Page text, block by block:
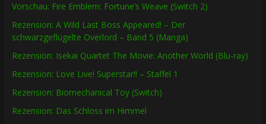
Vorschau: Fire Emblem: Fortune’s Weave (Switch 2)
Rezension: A Wild Last Boss Appeared! – Der
schwarzgeflügelte Overlord – Band 5 (Manga)
Rezension: Isekai Quartet The Movie: Another World (Blu-ray)
Rezension: Love Live! Superstar!! – Staffel 1
Rezension: Biomechanical Toy (Switch)
Rezension: Das Schloss im Himmel